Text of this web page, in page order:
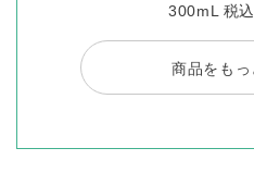
300mL 税
商品をもっ